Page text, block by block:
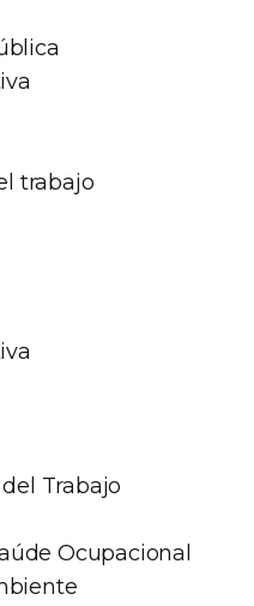
trabajo
Trabajo
Ocupacional